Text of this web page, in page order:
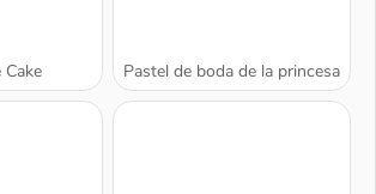
Pastel de boda de la princesa